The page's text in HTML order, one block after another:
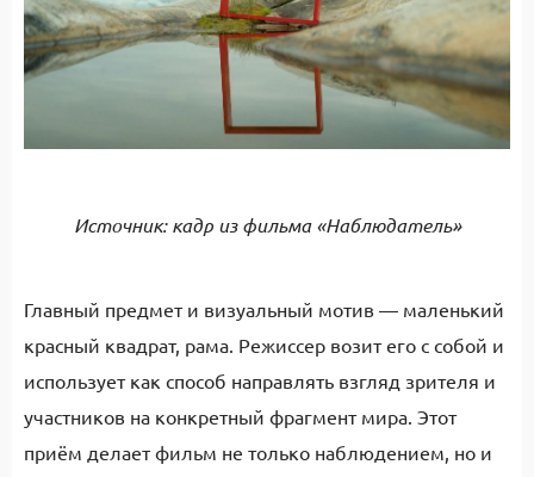
Источник: кадр из фильма «Наблюдатель»
Главный предмет и визуальный мотив — маленький
красный квадрат, рама. Режиссер возит его с собой и
использует как способ направлять взгляд зрителя и
участников на конкретный фрагмент мира. Этот
приём делает фильм не только наблюдением, но и